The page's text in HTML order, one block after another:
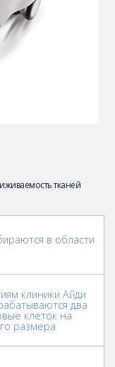
тканей
в области
клиники Айди
два
клеток на
размера